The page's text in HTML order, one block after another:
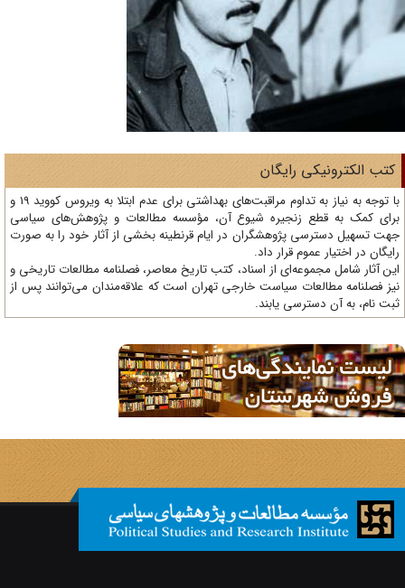
الکترونیکی رایگان
با توجه به نیاز به تداوم مراقبت‌های بهداشتی برای عدم ابتلا به ویروس کووید 19 و
کمک به قطع زنجیره شیوع آن، مؤسسه مطالعات و پژوهش‌های سیاسی
تسهیل دسترسی پژوهشگران در ایام قرنطینه بخشی از آثار خود را به صورت
در اختیار عموم قرار داد.
آثار شامل مجموعه‌ای از اسناد، کتب تاریخ معاصر، فصلنامه‌ مطالعات تاریخی و
فصلنامه مطالعات سیاست خارجی تهران است که علاقه‌مندان می‌توانند پس از
نام، به آن دسترسی یابند.